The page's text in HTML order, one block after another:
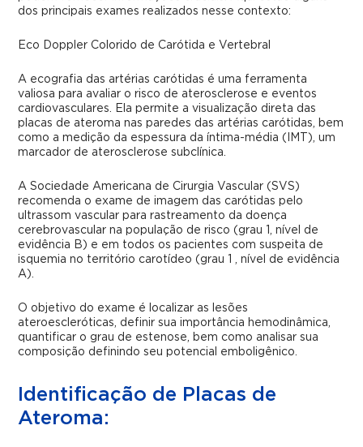
dos principais exames realizados nesse contexto:
Eco Doppler Colorido de Carótida e Vertebral
A ecografia das artérias carótidas é uma ferramenta
valiosa para avaliar o risco de aterosclerose e eventos
cardiovasculares. Ela permite a visualização direta das
placas de ateroma nas paredes das artérias carótidas, bem
como a medição da espessura da íntima-média (IMT), um
marcador de aterosclerose subclínica.
A Sociedade Americana de Cirurgia Vascular (SVS)
recomenda o exame de imagem das carótidas pelo
ultrassom vascular para rastreamento da doença
cerebrovascular na população de risco (grau 1, nível de
evidência B) e em todos os pacientes com suspeita de
isquemia no território carotídeo (grau 1 , nível de evidência
A).
O objetivo do exame é localizar as lesões
ateroescleróticas, definir sua importância hemodinâmica,
quantificar o grau de estenose, bem como analisar sua
composição definindo seu potencial emboligênico.
Identificação de Placas de
Ateroma: